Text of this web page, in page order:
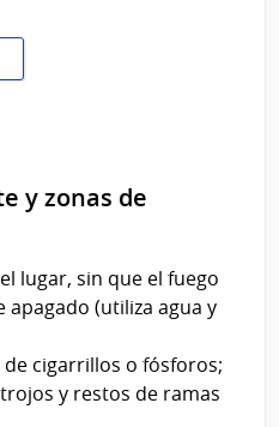
y zonas de
lugar, sin que el fuego
(utiliza agua y
cigarrillos o fósforos;
y restos de ramas